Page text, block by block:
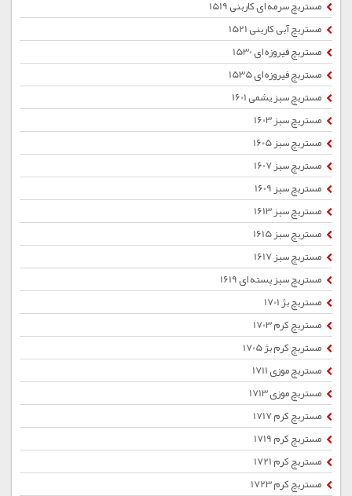
مستربچ سرمه ای کاربنی 1519
مستربچ آبی کاربنی 1521
مستربچ فیروزه ای 1530
مستربچ فیروزه ای 1535
مستربچ سبز یشمی 1601
مستربچ سبز 1603
مستربچ سبز 1605
مستربچ سبز 1607
مستربچ سبز 1609
مستربچ سبز 1613
مستربچ سبز 1615
مستربچ سبز 1617
مستربچ سبز پسته ای 1619
مستربچ بژ 1701
مستربچ کرم 1703
مستربچ کرم بژ 1705
مستربچ موزی 1711
مستربچ موزی 1713
مستربچ کرم 1717
مستربچ کرم 1719
مستربچ کرم 1721
مستربچ کرم 1723